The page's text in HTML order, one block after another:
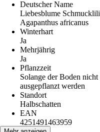
Deutscher Name
Liebesblume
Agapanthus africanus
Winterhart
Ja
Mehrjährig
Ja
Pflanzzeit
Solange der Boden
ausgepflanzt werden
Standort
Halbschatten
EAN
4251491463959